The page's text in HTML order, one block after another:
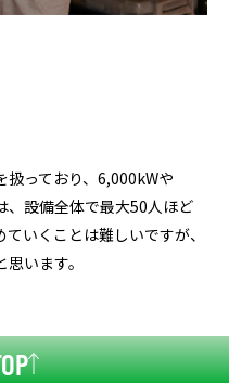
扱っており、6,000kWや
、設備全体で最大50人ほど
いくことは難しいですが、
います。